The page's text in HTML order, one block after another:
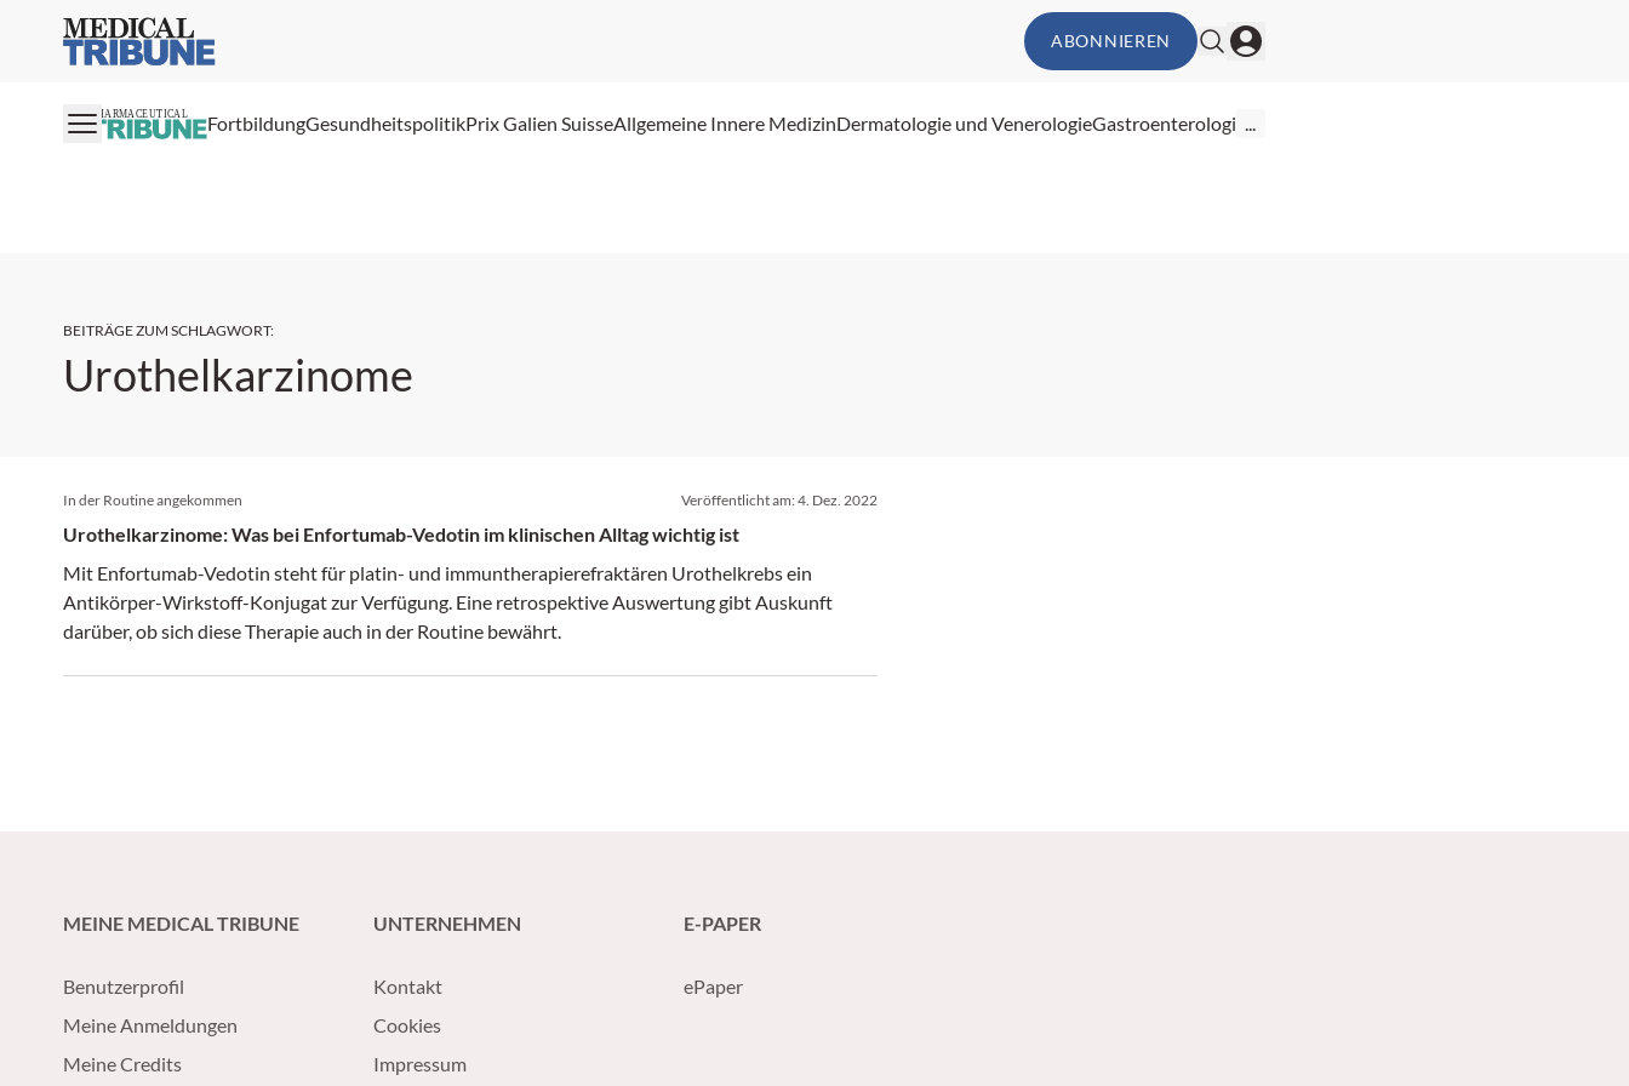
Medical Tribune ABONNIEREN
PHARMACEUTICAL FortbildungGesundheitspolitikPrix Galien SuisseAllgemeine Innere MedizinDermatologie und VenerologieGastroenterologie...
BEITRÄGE ZUM SCHLAGWORT:
Urothelkarzinome
In der Routine angekommen Veröffentlicht am:4. Dez. 2022
Urothelkarzinome: Was bei Enfortumab-Vedotin im klinischen Alltag wichtig ist
Mit Enfortumab-Vedotin steht für platin- und immuntherapierefraktären Urothelkrebs ein
Antikörper-Wirkstoff-Konjugat zur Verfügung. Eine retrospektive Auswertung gibt Auskunft
darüber, ob sich diese Therapie auch in der Routine bewährt.
MEINE MEDICAL TRIBUNE
Benutzerprofil
Meine Anmeldungen
Meine Credits
UNTERNEHMEN
Kontakt
Cookies
Impressum
E-PAPER
ePaper